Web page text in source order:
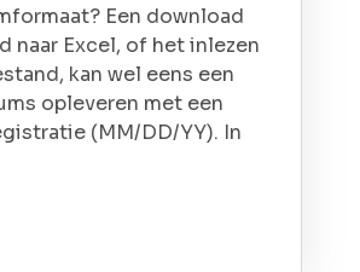
Een download
naar Excel, of het inlezen
kan wel eens een
opleveren met een
(MM/DD/YY). In